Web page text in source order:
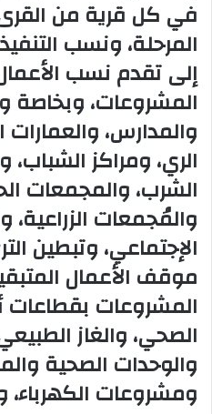
في كل قرية من
المرحلة، ونسب
إلى تقدم نسب
المشروعات، وبخاصة
والمدارس،
الري، ومراكز
الشرب، والمجمعات
والمُجمعات
الإجتماعي، وتبطين
موقف الأعمال
المشروعات بقطاعات
الصحي، والغاز
والوحدات الصحية
ومشروعات الكهرباء،